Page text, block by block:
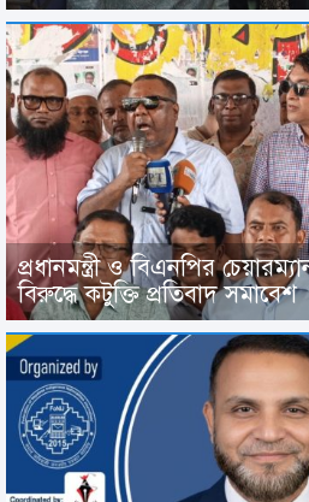
প্রধানমন্ত্রী ও বিএনপির
বিরুদ্ধে কটুক্তি প্রতিবাদ সমাবেশ